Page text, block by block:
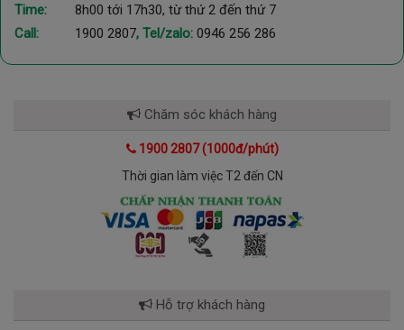
Time:
8h00 tới 17h30, từ thứ 2 đến thứ 7
Call:
1900 2807, Tel/zalo: 0946 256 286
Chăm sóc khách hàng
1900 2807 (1000đ/phút)
Thời gian làm việc T2 đến CN
Hỗ trợ khách hàng